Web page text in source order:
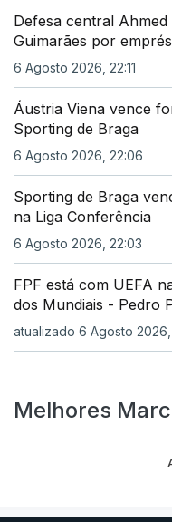
Defesa central
Guimarães por
6 Agosto 2026, 22:11
Áustria Viena vence
Sporting de Braga
6 Agosto 2026, 22:06
Sporting de Braga
na Liga Conferência
6 Agosto 2026, 22:03
FPF está com UEFA
dos Mundiais - Pedro
atualizado 6 Agosto 2026,
Melhores